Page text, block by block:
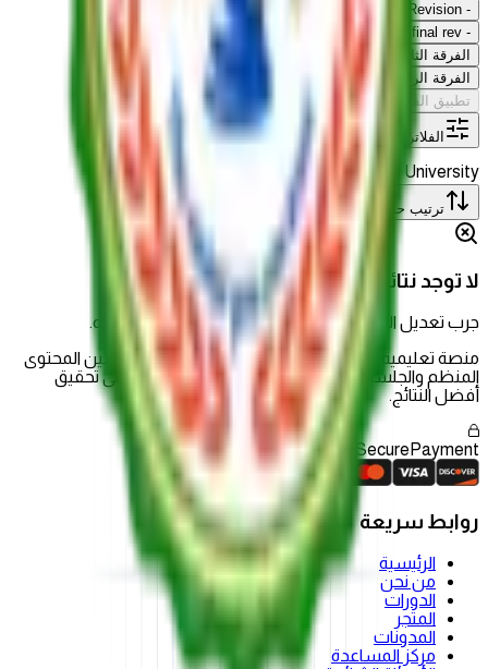
-
Legal Training Fin Revision
مراجعة نهائية تحاري تانية
-
contract final rev
الفرقة الثالثة
الفرقة الرابعة
تطبيق الفلاتر
الفلاتر
Cairo University الفرقة الثانية
ترتيب حسب : الأحدث
لا توجد نتائج
جرب تعديل الفلاتر أو كلمة البحث للعثور على ما تبحث عنه.
منصة تعليمية شاملة تقدم تجربة تعليمية حديثة تجمع بين المحتوى
المنظم والجلسات الحية وأدوات التقييم لمساعدتك على تحقيق
أفضل النتائج.
Secure Payment
روابط سريعة
الرئيسية
من نحن
الدورات
المتجر
المدونات
مركز المساعدة